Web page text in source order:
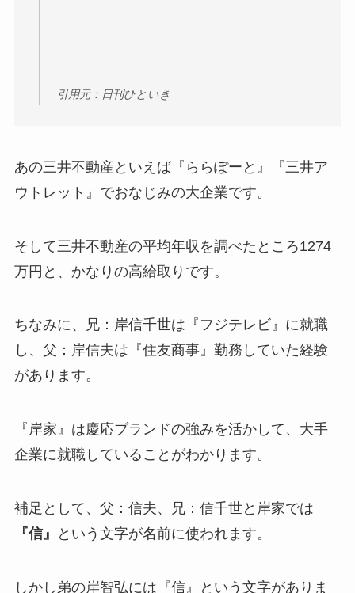
引用元：日刊ひといき
あの三井不動産といえば『ららぽーと』『三井ア
ウトレット』でおなじみの大企業です。
そして三井不動産の平均年収を調べたところ1274
万円と、 かなりの高給取り です。
ちなみに、兄：岸信千世は『フジテレビ』に就職
し、父：岸信夫は『住友商事』勤務していた経験
があります。
『岸家』は慶応ブランドの強みを活かして、大手
企業に就職している ことがわかります。
補足として、父：信夫、兄：信千世と岸家では
『信』
という文字が名前に使われます。
しかし 弟の岸智弘には『信』という文字がありま